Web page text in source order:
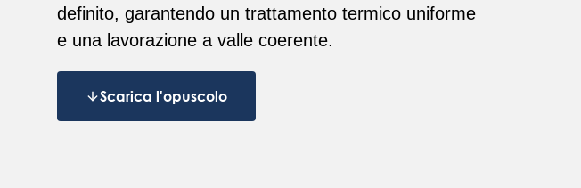
definito, garantendo un trattamento termico uniforme
e una lavorazione a valle coerente.
Scarica l'opuscolo